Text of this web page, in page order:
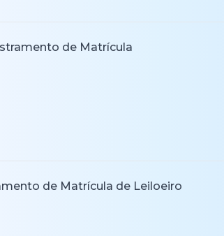
de Matrícula
de Matrícula de Leiloeiro